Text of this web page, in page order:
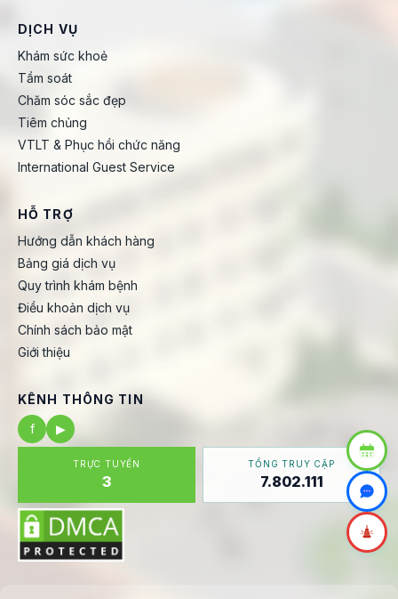
DỊCH VỤ
Khám sức khoẻ
Tầm soát
Chăm sóc sắc đẹp
Tiêm chủng
VTLT & Phục hồi chức năng
International Guest Service
HỖ TRỢ
Hướng dẫn khách hàng
Bảng giá dịch vụ
Quy trình khám bệnh
Điều khoản dịch vụ
Chính sách bảo mật
Giới thiệu
KÊNH THÔNG TIN
f
▶
TRỰC TUYẾN
3
TỔNG TRUY CẬP
7.802.111